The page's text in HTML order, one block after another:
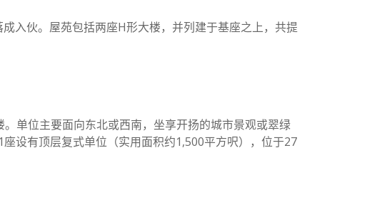
入伙。屋苑包括两座H形大楼，并列建于基座之上，共提
单位主要面向东北或西南，坐享开扬的城市景观或翠绿
设有顶层复式单位（实用面积约1,500平方呎），位于27